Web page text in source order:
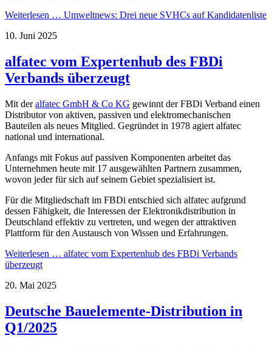
Weiterlesen … Umweltnews: Drei neue SVHCs auf Kandidatenliste
10. Juni 2025
alfatec vom Expertenhub des FBDi
Verbands überzeugt
Mit deralfatec GmbH & Co KG gewinnt der FBDi Verband einen
Distributor von aktiven, passiven und elektromechanischen
Bauteilen als neues Mitglied. Gegründet in 1978 agiert alfatec
national und international.
Anfangs mit Fokus auf passiven Komponenten arbeitet das
Unternehmen heute mit 17 ausgewählten Partnern zusammen,
wovon jeder für sich auf seinem Gebiet spezialisiert ist.
Für die Mitgliedschaft im FBDi entschied sich alfatec aufgrund
dessen Fähigkeit, die Interessen der Elektronikdistribution in
Deutschland effektiv zu vertreten, und wegen der attraktiven
Plattform für den Austausch von Wissen und Erfahrungen.
Weiterlesen … alfatec vom Expertenhub des FBDi Verbands
überzeugt
20. Mai 2025
Deutsche Bauelemente-Distribution in
Q1/2025